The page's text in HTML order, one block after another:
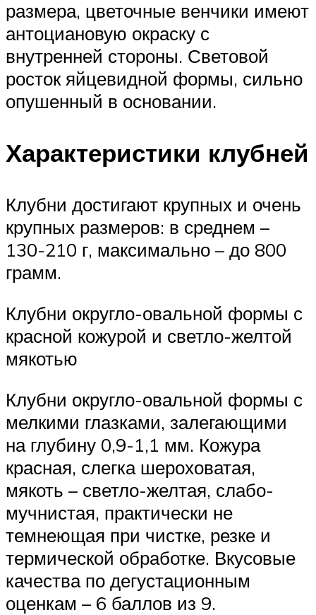
размера, цветочные венчики имеют
антоциановую окраску с
внутренней стороны. Световой
росток яйцевидной формы, сильно
опушенный в основании.
Характеристики клубней
Клубни достигают крупных и очень
крупных размеров: в среднем –
130-210 г, максимально – до 800
грамм.
Клубни округло-овальной формы с
красной кожурой и светло-желтой
мякотью
Клубни округло-овальной формы с
мелкими глазками, залегающими
на глубину 0,9-1,1 мм. Кожура
красная, слегка шероховатая,
мякоть – светло-желтая, слабо-
мучнистая, практически не
темнеющая при чистке, резке и
термической обработке. Вкусовые
качества по дегустационным
оценкам – 6 баллов из 9.